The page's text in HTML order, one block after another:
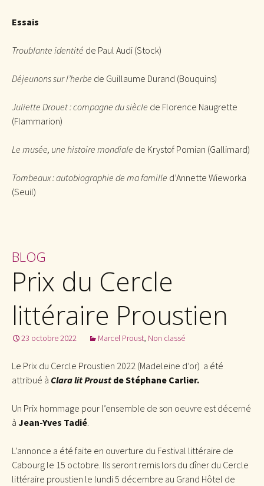
Essais
Troublante identité de Paul Audi (Stock)
Déjeunons sur l’herbe de Guillaume Durand (Bouquins)
Juliette Drouet : compagne du siècle de Florence Naugrette
(Flammarion)
Le musée, une histoire mondiale de Krystof Pomian (Gallimard)
Tombeaux : autobiographie de ma famille d’Annette Wieworka
(Seuil)
BLOG
Prix du Cercle
littéraire Proustien
23 octobre 2022 Marcel Proust, Non classé
Le Prix du Cercle Proustien 2022 (Madeleine d’or) a été
attribué à Clara lit Proust de Stéphane Carlier.
Un Prix hommage pour l’ensemble de son oeuvre est décerné
à Jean-Yves Tadié.
L’annonce a été faite en ouverture du Festival littéraire de
Cabourg le 15 octobre. Ils seront remis lors du dîner du Cercle
littéraire proustien le lundi 5 décembre au Grand Hôtel de